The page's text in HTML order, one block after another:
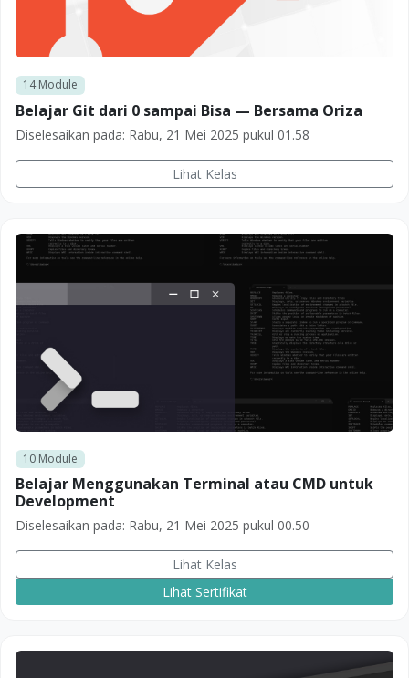
14Module
Belajar Git dari 0 sampai Bisa — Bersama Oriza
Diselesaikan pada: Rabu, 21 Mei 2025 pukul 01.58
Lihat Kelas
10Module
Belajar Menggunakan Terminal atau CMD untuk
Development
Diselesaikan pada: Rabu, 21 Mei 2025 pukul 00.50
Lihat Kelas
Lihat Sertifikat